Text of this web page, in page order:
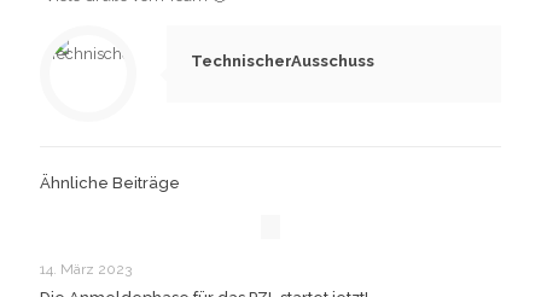
TechnischerAusschuss
Ähnliche Beiträge
14. März 2023